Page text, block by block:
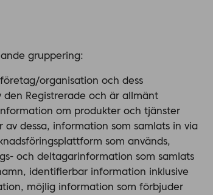
gruppering:
organisation och dess
Registrerade och är allmänt
om produkter och tjänster
dessa, information som samlats in via
som används,
och deltagarinformation som samlats
identifierbar information inklusive
möjlig information som förbjuder